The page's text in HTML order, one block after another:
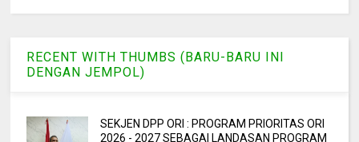
RECENT WITH THUMBS (BARU-BARU INI
DENGAN JEMPOL)
SEKJEN DPP ORI : PROGRAM PRIORITAS ORI
2026 - 2027 SEBAGAI LANDASAN PROGRAM